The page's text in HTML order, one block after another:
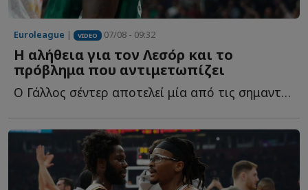
Euroleague | VIDEO 07/08 - 09:32
Η αλήθεια για τον Λεσόρ και το
πρόβλημα που αντιμετωπίζει
Ο Γάλλος σέντερ αποτελεί μία από τις σημαντικότερες μ...